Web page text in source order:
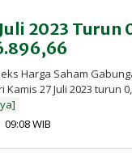
2023 Turun
Harga Saham
27 Juli 2023 turun
09:08 WIB
InfoSAWIT